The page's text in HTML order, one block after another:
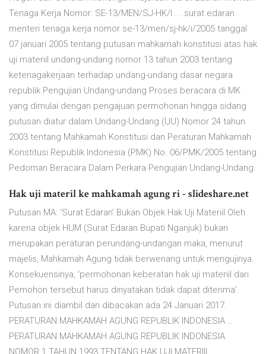
Tenaga Kerja Nomor: SE-13/MEN/SJ-HK/I ... surat edaran
menteri tenaga kerja nomor se-13/men/sj-hk/i/2005 tanggal
07 januari 2005 tentang putusan mahkamah konstitusi atas hak
uji materiil undang-undang nomor 13 tahun 2003 tentang
ketenagakerjaan terhadap undang-undang dasar negara
republik Pengujian Undang-undang Proses beracara di MK
yang dimulai dengan pengajuan permohonan hingga sidang
putusan diatur dalam Undang-Undang (UU) Nomor 24 tahun
2003 tentang Mahkamah Konstitusi dan Peraturan Mahkamah
Konstitusi Republik Indonesia (PMK) No. 06/PMK/2005 tentang
Pedoman Beracara Dalam Perkara Pengujian Undang-Undang.
Hak uji materil ke mahkamah agung ri - slideshare.net
Putusan MA: ‘Surat Edaran’ Bukan Objek Hak Uji Materiil Oleh
karena objek HUM (Surat Edaran Bupati Nganjuk) bukan
merupakan peraturan perundang-undangan maka, menurut
majelis, Mahkamah Agung tidak berwenang untuk mengujinya.
Konsekuensinya, ‘permohonan keberatan hak uji materiil dari
Pemohon tersebut harus dinyatakan tidak dapat diterima’.
Putusan ini diambil dan dibacakan ada 24 Januari 2017.
PERATURAN MAHKAMAH AGUNG REPUBLIK INDONESIA …
PERATURAN MAHKAMAH AGUNG REPUBLIK INDONESIA